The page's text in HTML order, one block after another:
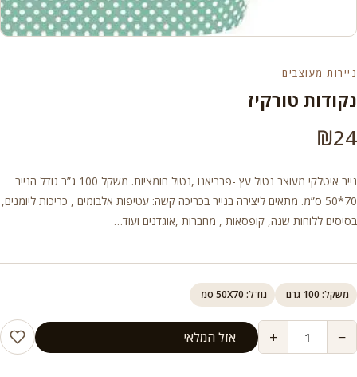
ניירות מעוצבים
נקודות טורקיז
₪24
נייר איטלקי מעוצב נטול עץ -פבריאנו ,נטול חומציות. משקל 100 ג”ר גודל הנייר
70*50 ס”מ. מתאים ליצירה בנייר בכריכה קשה: עטיפות אלבומים , כריכות ליומנים,
בסיסים ללוחות שנה, קופסאות , מחברות ,אוגדנים ועוד…
משקל: 100 גרם גודל: 50X70 סמ
−
+ אזל המלאי